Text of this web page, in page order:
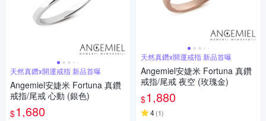
天然真鑽x開運戒指 新品首曝
Angemiel安婕米 Fortuna 真鑽
戒指/尾戒 心動 (銀色)
$1,680
天然真鑽x開運戒指 新品首曝
Angemiel安婕米 Fortuna 真鑽
戒指/尾戒 夜空 (玫瑰金)
$1,880
4(1)